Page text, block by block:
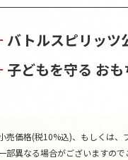
バトルスピリッツ
子どもを守る お
価格(税10%込)、もしくは、
異なる場合がございますので